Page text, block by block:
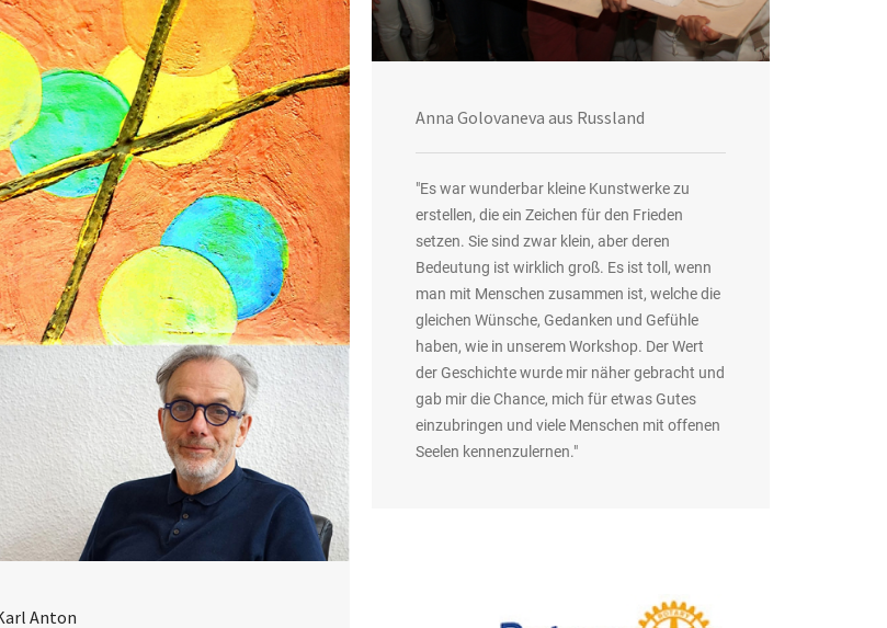
Anna Golovaneva aus Russland
"Es war wunderbar kleine Kunstwerke zu
erstellen, die ein Zeichen für den Frieden
setzen. Sie sind zwar klein, aber deren
Bedeutung ist wirklich groß. Es ist toll, wenn
man mit Menschen zusammen ist, welche die
gleichen Wünsche, Gedanken und Gefühle
haben, wie in unserem Workshop. Der Wert
der Geschichte wurde mir näher gebracht und
gab mir die Chance, mich für etwas Gutes
einzubringen und viele Menschen mit offenen
Seelen kennenzulernen."
Anton